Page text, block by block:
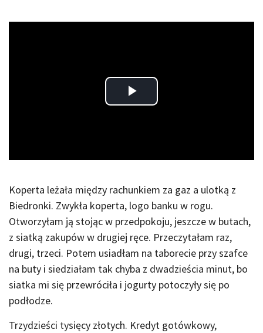
Play
Koperta leżała między rachunkiem za gaz a ulotką z
Biedronki. Zwykła koperta, logo banku w rogu.
Otworzyłam ją stojąc w przedpokoju, jeszcze w butach,
z siatką zakupów w drugiej ręce. Przeczytałam raz,
drugi, trzeci. Potem usiadłam na taborecie przy szafce
na buty i siedziałam tak chyba z dwadzieścia minut, bo
siatka mi się przewróciła i jogurty potoczyły się po
podłodze.
Trzydzieści tysięcy złotych. Kredyt gotówkowy,